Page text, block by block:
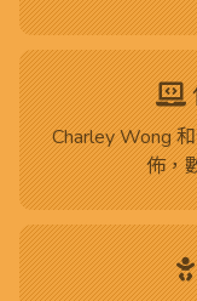
Charley Wong
佈，